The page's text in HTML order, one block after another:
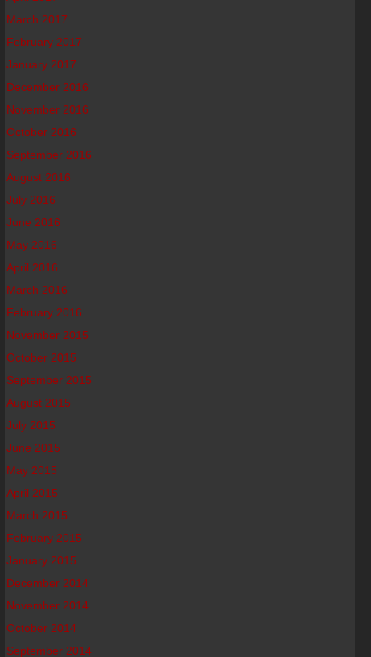
March 2017
February 2017
January 2017
December 2016
November 2016
October 2016
September 2016
August 2016
July 2016
June 2016
May 2016
April 2016
March 2016
February 2016
November 2015
October 2015
September 2015
August 2015
July 2015
June 2015
May 2015
April 2015
March 2015
February 2015
January 2015
December 2014
November 2014
October 2014
September 2014